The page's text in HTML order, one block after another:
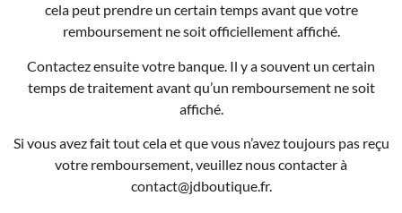
cela peut prendre un certain temps avant que votre
remboursement ne soit officiellement affiché.
Contactez ensuite votre banque. Il y a souvent un certain
temps de traitement avant qu’un remboursement ne soit
affiché.
Si vous avez fait tout cela et que vous n’avez toujours pas reçu
votre remboursement, veuillez nous contacter à
contact@jdboutique.fr.